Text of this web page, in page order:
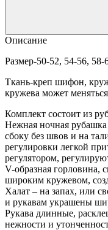
Описание
Размер-50-52, 54-56, 58-
Ткань-креп шифон,
кружева может
Комплект состоит из
Нежная ночная
сбоку без швов и на
регулировки легкой
регулятором,
V-образная горловина,
широким кружевом,
Халат – на запах, или
и рукавам украшены
Рукава длинные,
нежности и